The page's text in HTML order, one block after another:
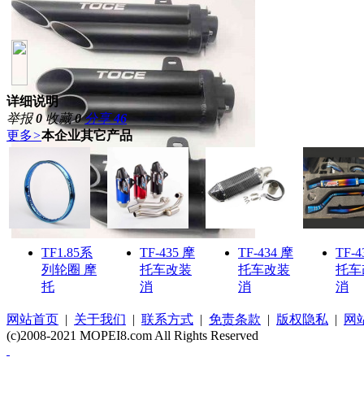
详细说明
举报0 收藏0 分享46
更多>本企业其它产品
TF1.85系
列轮圈 摩
托
TF-435 摩
托车改装
消
TF-434 摩
托车改装
消
TF-
托
消
网站首页 | 关于我们 | 联系方式 | 免责条款 | 版权隐私 |
网
(c)2008-2021 MOPEI8.com All Rights Reserved